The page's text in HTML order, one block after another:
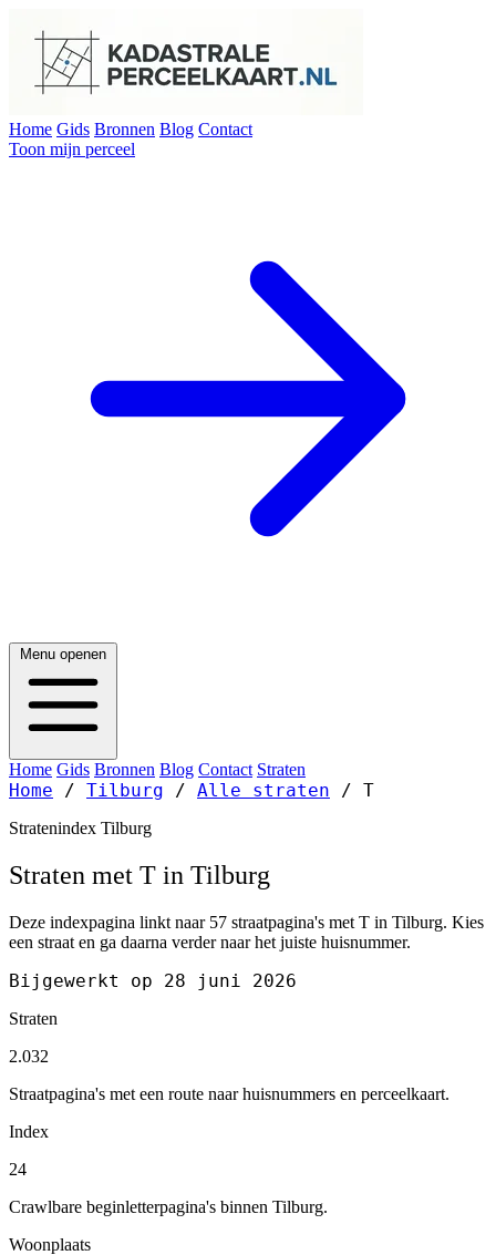
Home Gids Bronnen Blog Contact
Toon mijn perceel
Menu openen
Home Gids Bronnen Blog Contact Straten
Home / Tilburg / Alle straten / T
Stratenindex Tilburg
Straten met T in Tilburg
Deze indexpagina linkt naar 57 straatpagina's met T in Tilburg. Kies
een straat en ga daarna verder naar het juiste huisnummer.
Bijgewerkt op 28 juni 2026
Straten
2.032
Straatpagina's met een route naar huisnummers en perceelkaart.
Index
24
Crawlbare beginletterpagina's binnen Tilburg.
Woonplaats